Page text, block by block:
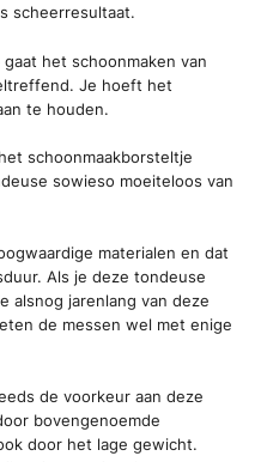
scheerresultaat.
het schoonmaken van
Je hoeft het
te houden.
schoonmaakborsteltje
sowieso moeiteloos van
materialen en dat
Als je deze tondeuse
alsnog jarenlang van deze
de messen wel met enige
de voorkeur aan deze
bovengenoemde
door het lage gewicht.